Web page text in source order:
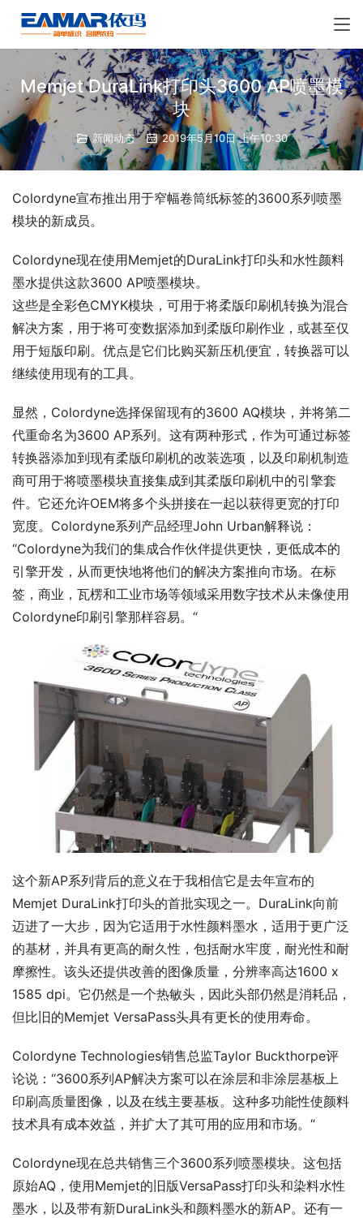
Memjet DuraLink打印头3600 AP喷墨模
块
新闻动态 2019年5月10日 上午10:30
Colordyne宣布推出用于窄幅卷筒纸标签的3600系列喷墨
模块的新成员。
Colordyne现在使用Memjet的DuraLink打印头和水性颜料
墨水提供这款3600 AP喷墨模块。
这些是全彩色CMYK模块，可用于将柔版印刷机转换为混合
解决方案，用于将可变数据添加到柔版印刷作业，或甚至仅
用于短版印刷。优点是它们比购买新压机便宜，转换器可以
继续使用现有的工具。
显然，Colordyne选择保留现有的3600 AQ模块，并将第二
代重命名为3600 AP系列。这有两种形式，作为可通过标签
转换器添加到现有柔版印刷机的改装选项，以及印刷机制造
商可用于将喷墨模块直接集成到其柔版印刷机中的引擎套
件。它还允许OEM将多个头拼接在一起以获得更宽的打印
宽度。Colordyne系列产品经理John Urban解释说：
“Colordyne为我们的集成合作伙伴提供更快，更低成本的
引擎开发，从而更快地将他们的解决方案推向市场。在标
签，商业，瓦楞和工业市场等领域采用数字技术从未像使用
Colordyne印刷引擎那样容易。“
这个新AP系列背后的意义在于我相信它是去年宣布的
Memjet DuraLink打印头的首批实现之一。DuraLink向前
迈进了一大步，因为它适用于水性颜料墨水，适用于更广泛
的基材，并具有更高的耐久性，包括耐水牢度，耐光性和耐
摩擦性。该头还提供改善的图像质量，分辨率高达1600 x
1585 dpi。它仍然是一个热敏头，因此头部仍然是消耗品，
但比旧的Memjet VersaPass头具有更长的使用寿命。
Colordyne Technologies销售总监Taylor Buckthorpe评
论说：“3600系列AP解决方案可以在涂层和非涂层基板上
印刷高质量图像，以及在线主要基板。这种多功能性使颜料
技术具有成本效益，并扩大了其可用的应用和市场。“
Colordyne现在总共销售三个3600系列喷墨模块。这包括
原始AQ，使用Memjet的旧版VersaPass打印头和染料水性
墨水，以及带有新DuraLink头和颜料墨水的新AP。还有一